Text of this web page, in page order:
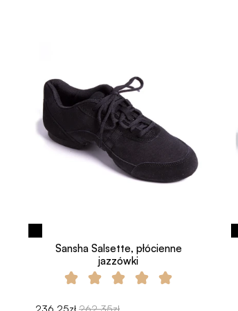
Sansha Salsette, płócienne
jazzówki
236,25zł 262,35zł